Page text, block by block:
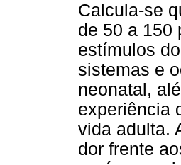
Calcula-se
de 50 a 150
estímulos
sistemas e
neonatal,
experiência
vida adulta.
dor frente